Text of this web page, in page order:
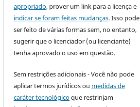
apropriado, prover um link para a licença e
indicar se foram feitas mudanças. Isso pode
ser feito de várias formas sem, no entanto,
sugerir que o licenciador (ou licenciante)
tenha aprovado o uso em questão.
Sem restrições adicionais - Você não pode
aplicar termos jurídicos ou medidas de
caráter tecnológicoque restrinjam